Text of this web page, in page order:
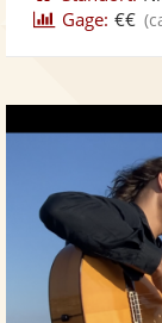
Gage: €€